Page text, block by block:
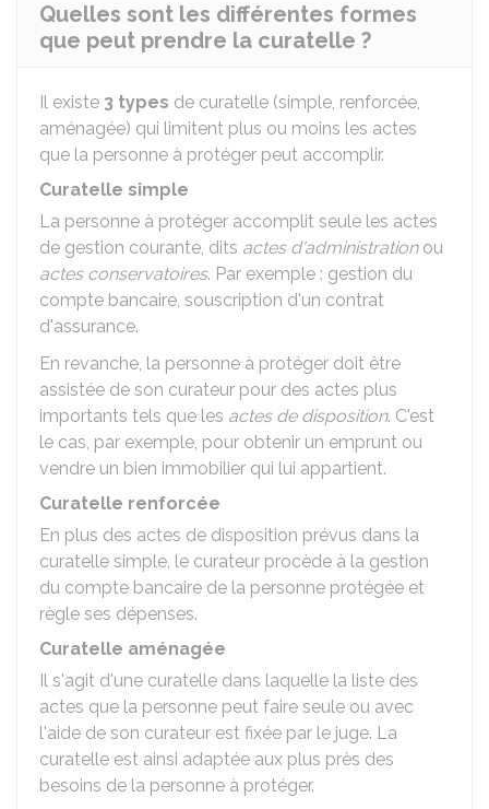
Quelles sont les différentes formes
que peut prendre la curatelle ?
Il existe 3 types de curatelle (simple, renforcée,
aménagée) qui limitent plus ou moins les actes
que la personne à protéger peut accomplir.
Curatelle simple
La personne à protéger accomplit seule les actes
de gestion courante, dits actes d'administrationou
actes conservatoires. Par exemple : gestion du
compte bancaire, souscription d'un contrat
d'assurance.
En revanche, la personne à protéger doit être
assistée de son curateur pour des actes plus
importants tels que les actes de disposition. C'est
le cas, par exemple, pour obtenir un emprunt ou
vendre un bien immobilier qui lui appartient.
Curatelle renforcée
En plus des actes de disposition prévus dans la
curatelle simple, le curateur procède à la gestion
du compte bancaire de la personne protégée et
règle ses dépenses.
Curatelle aménagée
Il s'agit d'une curatelle dans laquelle la liste des
actes que la personne peut faire seule ou avec
l'aide de son curateur est fixée par le juge. La
curatelle est ainsi adaptée aux plus près des
besoins de la personne à protéger.